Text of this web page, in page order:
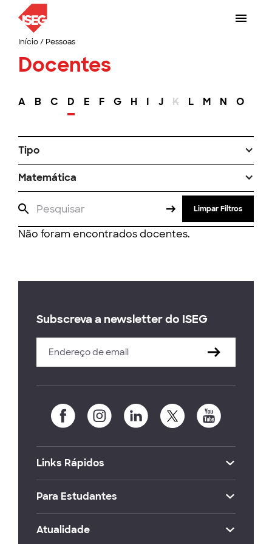
Início/ Pessoas
Docentes
A B C D E F G H I J K L M N O
Tipo
Matemática
Limpar Filtros
Não foram encontrados docentes.
Subscreva a newsletter do ISEG
Links Rápidos
Para Estudantes
Atualidade